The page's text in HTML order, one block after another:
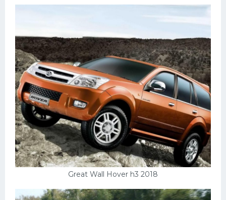
Great Wall Hover h3 2018
Мазда
Велосипеды
Рено
Прогулочные суда
Хендай
Лимузины
Камаз
Автобусы
Хонда